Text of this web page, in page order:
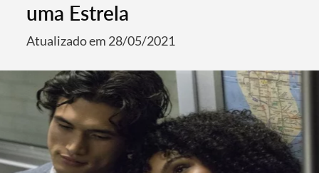
uma Estrela
Atualizado em 28/05/2021